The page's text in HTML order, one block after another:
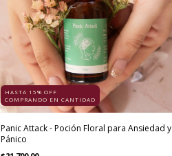
HASTA 15% OFF
COMPRANDO EN CANTIDAD
Panic Attack - Poción Floral para Ansiedad y
Pánico